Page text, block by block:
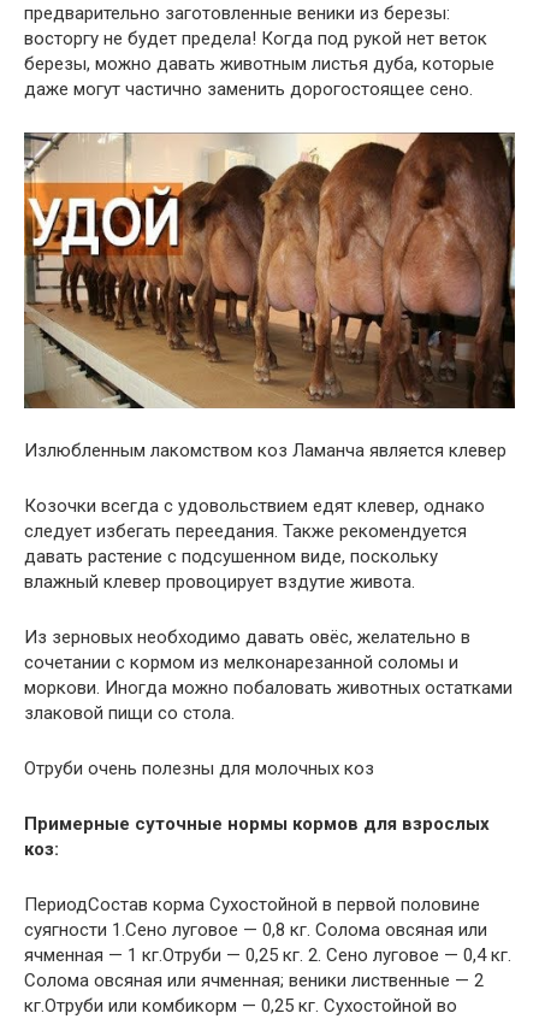
предварительно заготовленные веники из березы:
восторгу не будет предела! Когда под рукой нет веток
березы, можно давать животным листья дуба, которые
даже могут частично заменить дорогостоящее сено.
Излюбленным лакомством коз Ламанча является клевер
Козочки всегда с удовольствием едят клевер, однако
следует избегать переедания. Также рекомендуется
давать растение с подсушенном виде, поскольку
влажный клевер провоцирует вздутие живота.
Из зерновых необходимо давать овёс, желательно в
сочетании с кормом из мелконарезанной соломы и
моркови. Иногда можно побаловать животных остатками
злаковой пищи со стола.
Отруби очень полезны для молочных коз
Примерные суточные нормы кормов для взрослых
коз:
ПериодСостав корма Сухостойной в первой половине
суягности 1.Сено луговое — 0,8 кг. Солома овсяная или
ячменная — 1 кг.Отруби — 0,25 кг. 2. Сено луговое — 0,4 кг.
Солома овсяная или ячменная; веники лиственные — 2
кг.Отруби или комбикорм — 0,25 кг. Сухостойной во